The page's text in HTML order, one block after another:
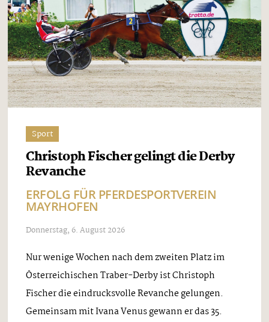
Sport
Christoph Fischer gelingt die Derby
Revanche
ERFOLG FÜR PFERDESPORTVEREIN
MAYRHOFEN
Donnerstag, 6. August 2026
Nur wenige Wochen nach dem zweiten Platz im
Österreichischen Traber-Derby ist Christoph
Fischer die eindrucksvolle Revanche gelungen.
Gemeinsam mit Ivana Venus gewann er das 35.